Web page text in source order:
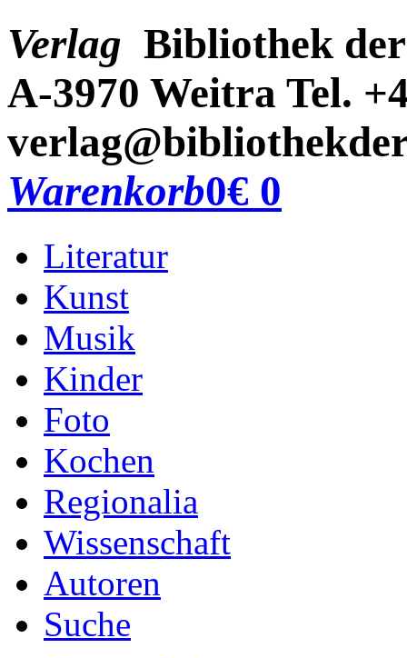
Verlag Bibliothek
A-3970 Weitra Tel.
Warenkorb0€ 0
Literatur
Kunst
Musik
Kinder
Foto
Kochen
Regionalia
Wissenschaft
Autoren
Suche